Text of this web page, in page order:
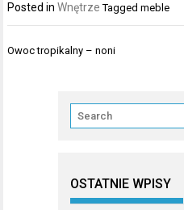
Posted inWnętrze Taggedmeble
Nawigacja
Owoc tropikalny – noni
OSTATNIE WPISY